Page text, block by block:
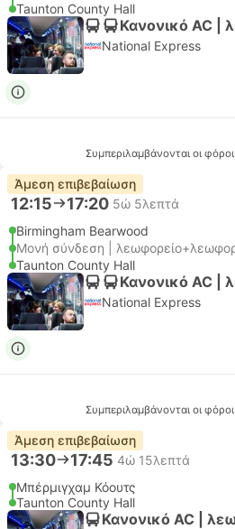
Taunton County Hall
Κανονικό AC |
National Express
Συμπεριλαμβάνονται οι φόροι
Άμεση επιβεβαίωση
12:15 17:20 5ώ 5λεπτά
Birmingham Bearwood
Μονή σύνδεση |
Taunton County Hall
Κανονικό AC |
National Express
Συμπεριλαμβάνονται οι φόροι
Άμεση επιβεβαίωση
13:30 17:45 4ώ 15λεπτά
Μπέρμιγχαμ Κόουτς
Taunton County Hall
Κανονικό AC |